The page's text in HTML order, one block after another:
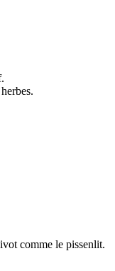
comme le pissenlit.